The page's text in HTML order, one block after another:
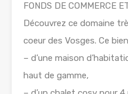
FONDS DE COMMERCE
Découvrez ce domaine
coeur des Vosges. Ce
– d’une maison
haut de gamme,